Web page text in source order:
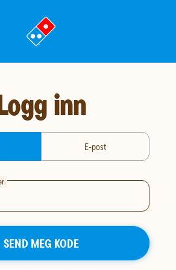
til
inn
E-post
SEND MEG KODE